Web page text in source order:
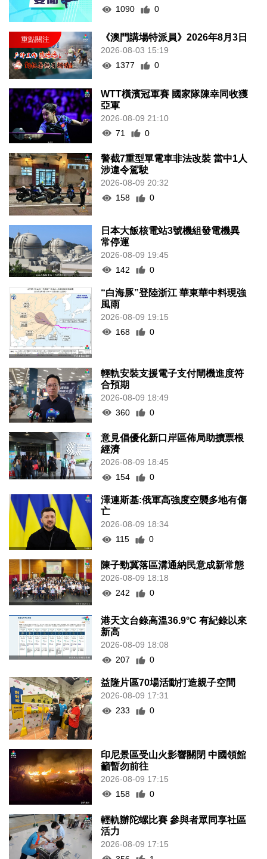
1090
0
《澳門講場特派員》2026年8月3日
2026-08-03 15:19
1377
0
WTT橫濱冠軍賽 國家隊陳幸同收獲
亞軍
2026-08-09 21:10
71
0
警截7重型單電車非法改裝 當中1人
涉違令駕駛
2026-08-09 20:32
158
0
日本大飯核電站3號機組發電機異
常停運
2026-08-09 19:45
142
0
“白海豚”登陸浙江 華東華中料現強
風雨
2026-08-09 19:15
168
0
輕軌安裝支援電子支付閘機進度符
合預期
2026-08-09 18:49
360
0
意見倡優化新口岸區佈局助擴票根
經濟
2026-08-09 18:45
154
0
澤連斯基:俄軍高強度空襲多地有傷
亡
2026-08-09 18:34
115
0
陳子勁冀落區溝通納民意成新常態
2026-08-09 18:18
242
0
港天文台錄高溫36.9°C 有紀錄以來
新高
2026-08-09 18:08
207
0
益隆片區70場活動打造親子空間
2026-08-09 17:31
233
0
印尼景區受山火影響關閉 中國領館
籲暫勿前往
2026-08-09 17:15
158
0
輕軌辦陀螺比賽 參與者眾同享社區
活力
2026-08-09 17:15